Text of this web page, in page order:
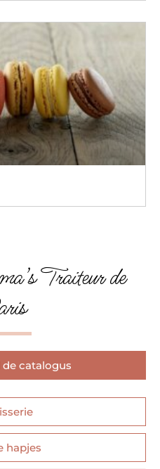
Traiteur de
catalogus
hapjes